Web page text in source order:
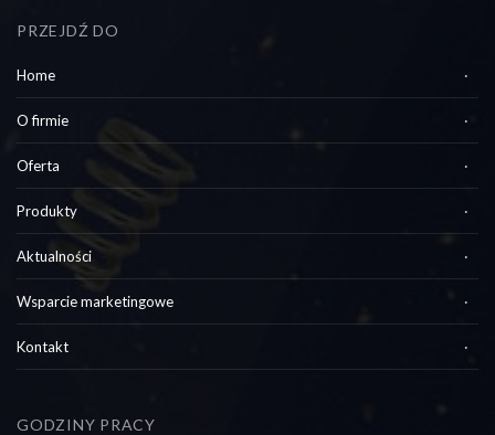
PRZEJDŹ DO
Home
O firmie
Oferta
Produkty
Aktualności
Wsparcie marketingowe
Kontakt
GODZINY PRACY